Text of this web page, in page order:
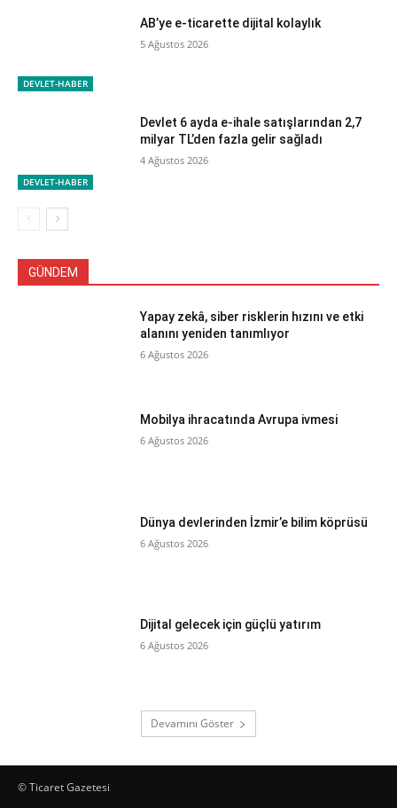
DEVLET-HABER
AB’ye e-ticarette dijital kolaylık
5 Ağustos 2026
DEVLET-HABER
Devlet 6 ayda e-ihale satışlarından 2,7
milyar TL’den fazla gelir sağladı
4 Ağustos 2026
GÜNDEM
Yapay zekâ, siber risklerin hızını ve etki
alanını yeniden tanımlıyor
6 Ağustos 2026
Mobilya ihracatında Avrupa ivmesi
6 Ağustos 2026
Dünya devlerinden İzmir’e bilim köprüsü
6 Ağustos 2026
Dijital gelecek için güçlü yatırım
6 Ağustos 2026
Devamını Göster
© Ticaret Gazetesi